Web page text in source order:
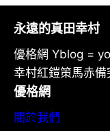
永遠的真田幸村
優格網 Yblog =
幸村紅鎧策馬赤備
優格網
關於我們